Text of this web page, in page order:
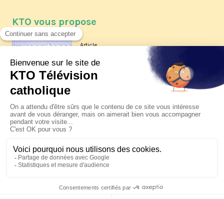
KTO vous propose
Article
Les reportages d'été 2026 de KTO
La visite pastorale du pape Léon
XIV à Assise à suivre sur KTO le
jeudi 6 août
Le pape en Uruguay, Argentine et
Pérou du 6 au 17 novembre 2026